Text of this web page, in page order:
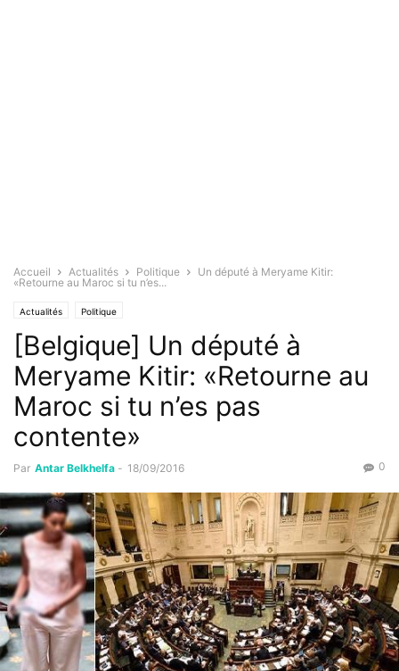
Accueil Actualités Politique
Un député à Meryame Kitir:
«Retourne au Maroc si tu n’es...
Actualités Politique
[Belgique] Un député à
Meryame Kitir: «Retourne au
Maroc si tu n’es pas
contente»
Par Antar Belkhelfa - 18/09/2016 0